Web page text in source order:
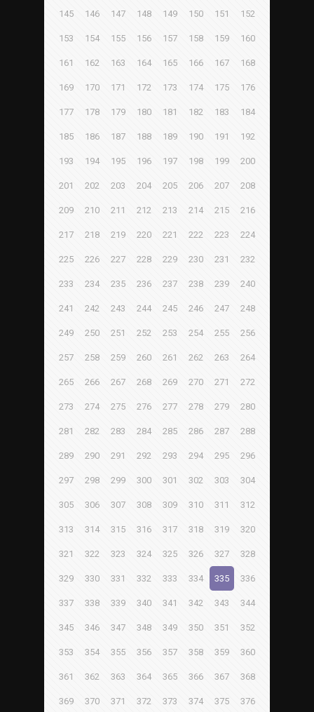
145 146 147 148 149 150 151 152
153 154 155 156 157 158 159 160
161 162 163 164 165 166 167 168
169 170 171 172 173 174 175 176
177 178 179 180 181 182 183 184
185 186 187 188 189 190 191 192
193 194 195 196 197 198 199 200
201 202 203 204 205 206 207 208
209 210 211 212 213 214 215 216
217 218 219 220 221 222 223 224
225 226 227 228 229 230 231 232
233 234 235 236 237 238 239 240
241 242 243 244 245 246 247 248
249 250 251 252 253 254 255 256
257 258 259 260 261 262 263 264
265 266 267 268 269 270 271 272
273 274 275 276 277 278 279 280
281 282 283 284 285 286 287 288
289 290 291 292 293 294 295 296
297 298 299 300 301 302 303 304
305 306 307 308 309 310 311 312
313 314 315 316 317 318 319 320
321 322 323 324 325 326 327 328
329 330 331 332 333 334 335 336
337 338 339 340 341 342 343 344
345 346 347 348 349 350 351 352
353 354 355 356 357 358 359 360
361 362 363 364 365 366 367 368
369 370 371 372 373 374 375 376